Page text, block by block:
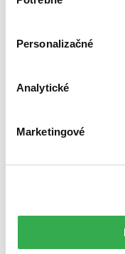
súhlasu
Personalizačné
Analytické
Marketingové
Bestsellery
Top hodnotené
Najlacnejšie
Nebol nájdenýžiadny titul
Skúste prosím zmeniť